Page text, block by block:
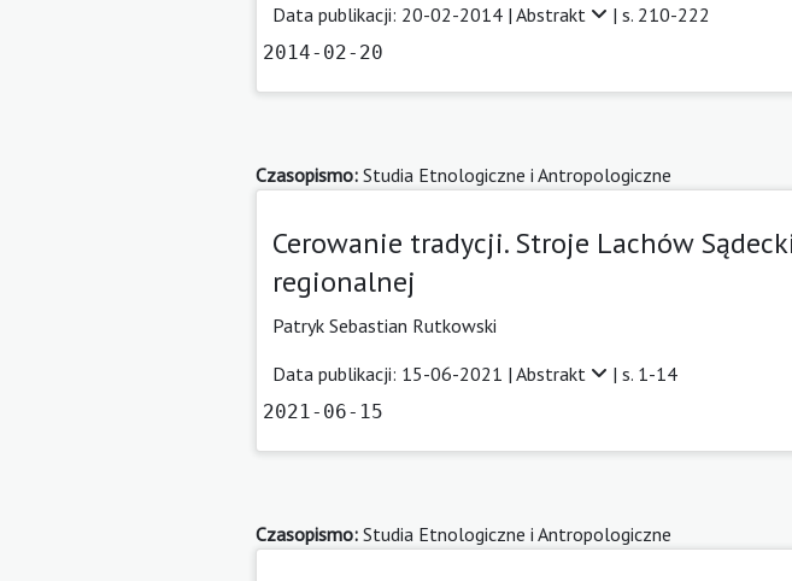
Data publikacji: 20-02-2014 | Abstrakt | s. 210-222
2014-02-20
Czasopismo: Studia Etnologiczne i Antropologiczne
Cerowanie tradycji. Stroje Lachów
regionalnej
Patryk Sebastian Rutkowski
Data publikacji: 15-06-2021 | Abstrakt | s. 1-14
2021-06-15
Czasopismo: Studia Etnologiczne i Antropologiczne